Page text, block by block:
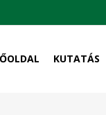
KUTATÁS